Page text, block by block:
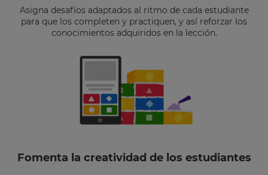
Asigna desafíos adaptados al ritmo de cada estudiante
para que los completen y practiquen, y así reforzar los
conocimientos adquiridos en la lección.
Fomenta la creatividad de los estudiantes